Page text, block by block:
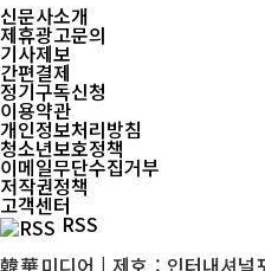
신문사소개
제휴광고문의
기사제보
간편결제
정기구독신청
이용약관
개인정보처리방침
청소년보호정책
이메일무단수집거부
저작권정책
고객센터
RSS
韓華미디어 | 제호 : 인터내셔